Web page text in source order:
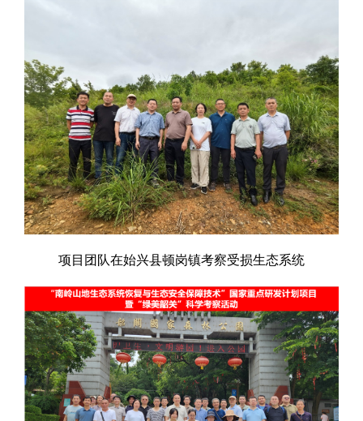
项目团队在始兴县顿岗镇考察受损生态系统